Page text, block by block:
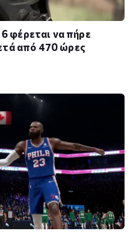
φέρεται να πήρε
από 470 ώρες